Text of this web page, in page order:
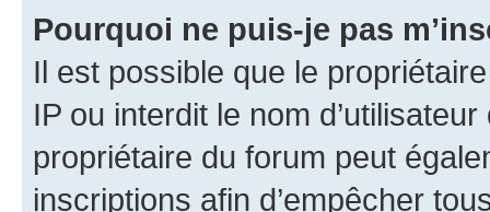
Pourquoi ne puis-je pas
Il est possible que le
IP ou interdit le nom
propriétaire du forum peut
inscriptions afin d’empêcher